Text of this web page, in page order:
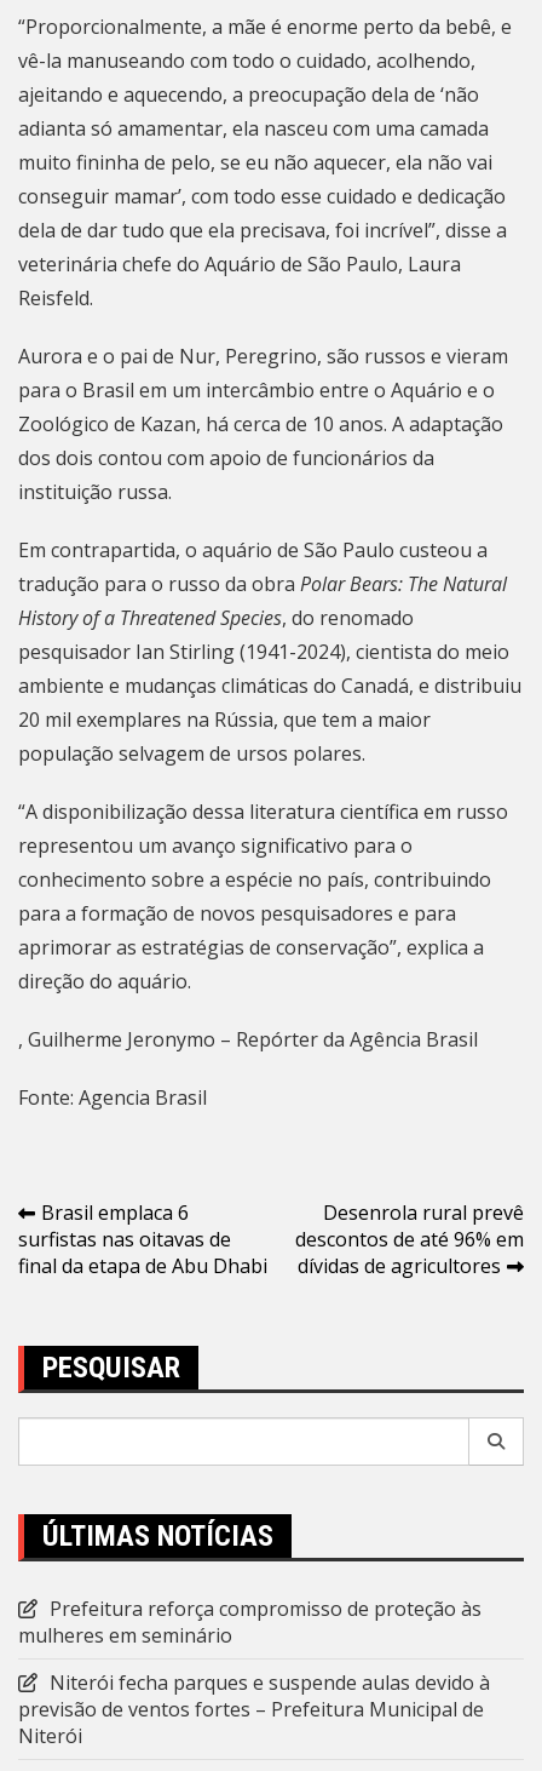
“Proporcionalmente, a mãe é enorme perto da bebê, e
vê-la manuseando com todo o cuidado, acolhendo,
ajeitando e aquecendo, a preocupação dela de ‘não
adianta só amamentar, ela nasceu com uma camada
muito fininha de pelo, se eu não aquecer, ela não vai
conseguir mamar’, com todo esse cuidado e dedicação
dela de dar tudo que ela precisava, foi incrível”, disse a
veterinária chefe do Aquário de São Paulo, Laura
Reisfeld.
Aurora e o pai de Nur, Peregrino, são russos e vieram
para o Brasil em um intercâmbio entre o Aquário e o
Zoológico de Kazan, há cerca de 10 anos. A adaptação
dos dois contou com apoio de funcionários da
instituição russa.
Em contrapartida, o aquário de São Paulo custeou a
tradução para o russo da obra Polar Bears: The Natural
History of a Threatened Species, do renomado
pesquisador Ian Stirling (1941-2024), cientista do meio
ambiente e mudanças climáticas do Canadá, e distribuiu
20 mil exemplares na Rússia, que tem a maior
população selvagem de ursos polares.
“A disponibilização dessa literatura científica em russo
representou um avanço significativo para o
conhecimento sobre a espécie no país, contribuindo
para a formação de novos pesquisadores e para
aprimorar as estratégias de conservação”, explica a
direção do aquário.
, Guilherme Jeronymo – Repórter da Agência Brasil
Fonte: Agencia Brasil
Navegação
de
Brasil emplaca 6
surfistas nas oitavas de
final da etapa de Abu Dhabi
Desenrola rural prevê
descontos de até 96% em
dívidas de agricultores
PESQUISAR
ÚLTIMAS NOTÍCIAS
Prefeitura reforça compromisso de proteção às
mulheres em seminário
Niterói fecha parques e suspende aulas devido à
previsão de ventos fortes – Prefeitura Municipal de
Niterói